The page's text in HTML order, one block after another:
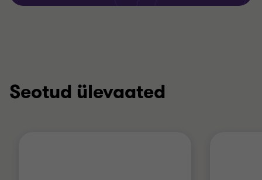
Seotud ülevaated